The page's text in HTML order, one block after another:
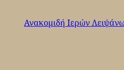
Ανακομιδή Ιερών